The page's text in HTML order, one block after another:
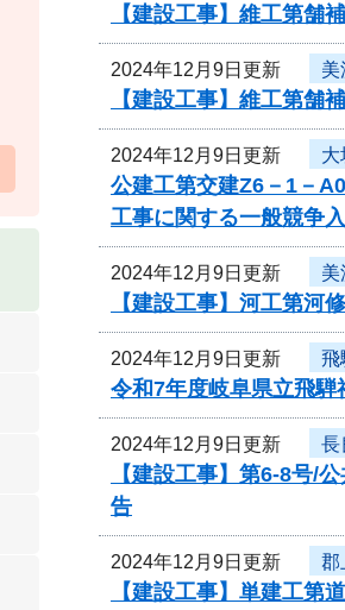
【建設工事】維工第
2024年12月9日更新 美
【建設工事】維工第
2024年12月9日更新 大
公建工第交建Z6－1－
工事に関する一般競争
2024年12月9日更新 美
【建設工事】河工第
2024年12月9日更新 飛
令和7年度岐阜県立飛騨
2024年12月9日更新 長
【建設工事】第6-8号/
告
2024年12月9日更新 郡
【建設工事】単建工